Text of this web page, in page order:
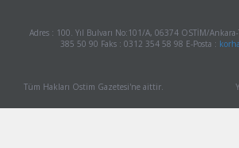
Adres : 100. Yıl Bulvarı No:101/A, 06374 OSTİM/
385 50 90 Faks : 0312 354 58 98 E-Posta :
Tüm Hakları Ostim Gazetesi'ne aittir.